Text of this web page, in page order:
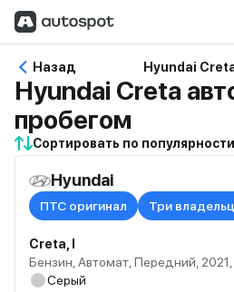
Назад Hyundai
Hyundai Creta
пробегом
Сортировать по популярности
Hyundai
ПТС оригинал Три
Creta, I
Бензин, Автомат, Передний,
Серый